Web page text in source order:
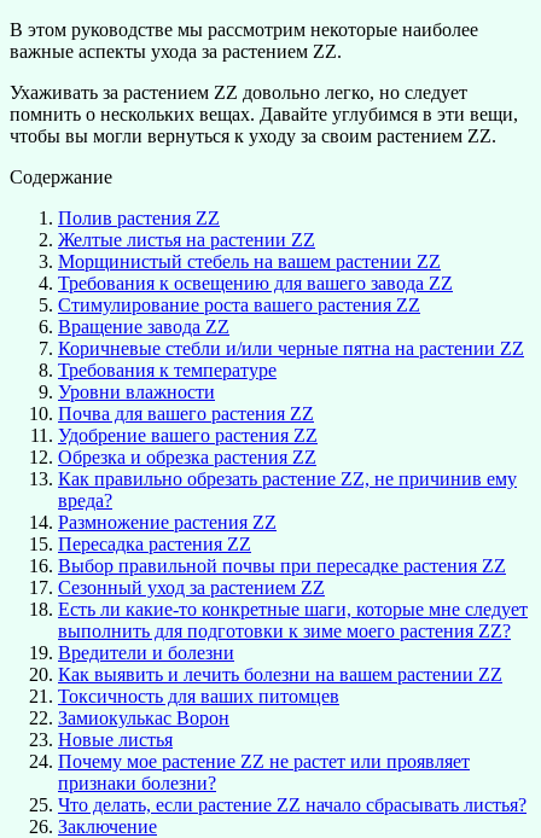
В этом руководстве мы рассмотрим некоторые наиболее
важные аспекты ухода за растением ZZ.
Ухаживать за растением ZZ довольно легко, но следует
помнить о нескольких вещах. Давайте углубимся в эти вещи,
чтобы вы могли вернуться к уходу за своим растением ZZ.
Содержание
Полив растения ZZ
Желтые листья на растении ZZ
Морщинистый стебель на вашем растении ZZ
Требования к освещению для вашего завода ZZ
Стимулирование роста вашего растения ZZ
Вращение завода ZZ
Коричневые стебли и/или черные пятна на растении ZZ
Требования к температуре
Уровни влажности
Почва для вашего растения ZZ
Удобрение вашего растения ZZ
Обрезка и обрезка растения ZZ
Как правильно обрезать растение ZZ, не причинив ему
вреда?
Размножение растения ZZ
Пересадка растения ZZ
Выбор правильной почвы при пересадке растения ZZ
Сезонный уход за растением ZZ
Есть ли какие-то конкретные шаги, которые мне следует
выполнить для подготовки к зиме моего растения ZZ?
Вредители и болезни
Как выявить и лечить болезни на вашем растении ZZ
Токсичность для ваших питомцев
Замиокулькас Ворон
Новые листья
Почему мое растение ZZ не растет или проявляет
признаки болезни?
Что делать, если растение ZZ начало сбрасывать листья?
Заключение